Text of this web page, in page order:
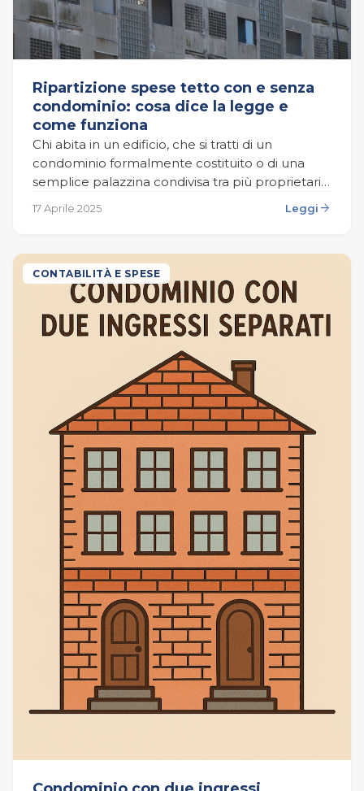
Ripartizione spese tetto con e senza
condominio: cosa dice la legge e
come funziona
Chi abita in un edificio, che si tratti di un
condominio formalmente costituito o di una
semplice palazzina condivisa tra più proprietari,
17 Aprile 2025 Leggi arrow_forward
CONTABILITÀ E SPESE